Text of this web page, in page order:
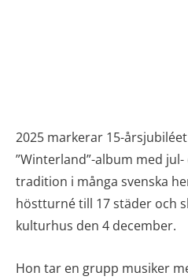
2025 markerar 15-
”Winterland”-album med
tradition i många svenska
höstturné till 17 städer och
kulturhus den 4 december.
Hon tar en grupp musiker